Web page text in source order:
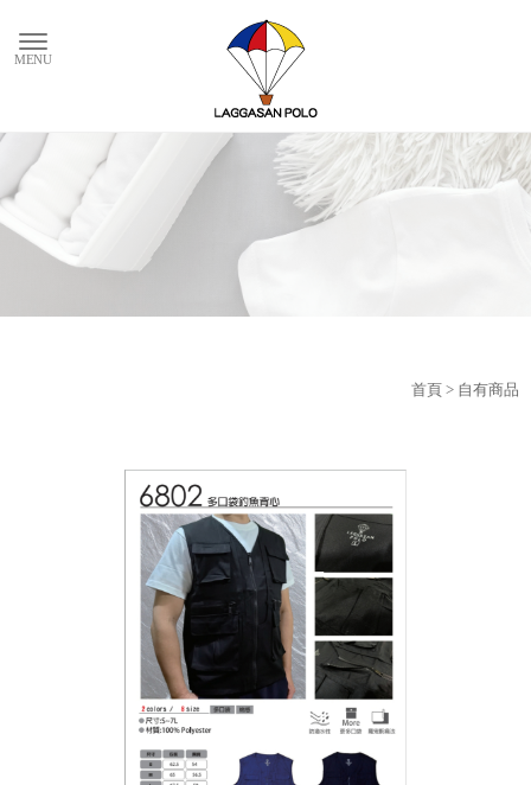
自有商品
首頁 > 自有商品